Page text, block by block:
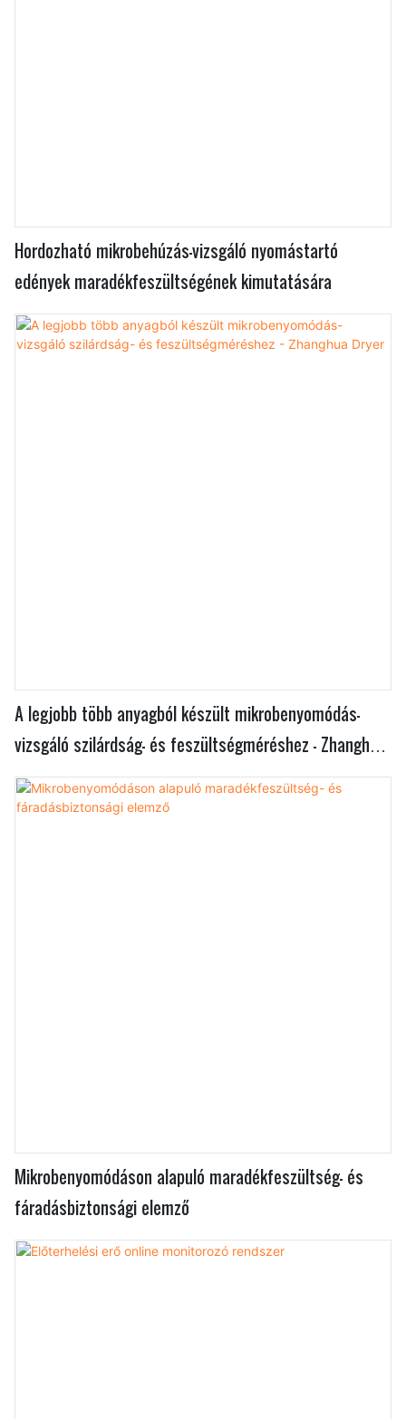
Hordozható mikrobehúzás-vizsgáló nyomástartó
edények maradékfeszültségének kimutatására
A legjobb több anyagból készült mikrobenyomódás-
vizsgáló szilárdság- és feszültségméréshez - Zhanghua
Dryer
Mikrobenyomódáson alapuló maradékfeszültség- és
fáradásbiztonsági elemző